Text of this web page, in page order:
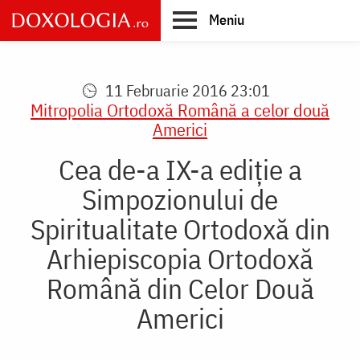
Skip
to
main
Meniu
11 Februarie 2016 23:01
Mitropolia Ortodoxă Română a celor două
Americi
Cea de-a IX-a ediție a
Simpozionului de
Spiritualitate Ortodoxă din
Arhiepiscopia Ortodoxă
Română din Celor Două
Americi